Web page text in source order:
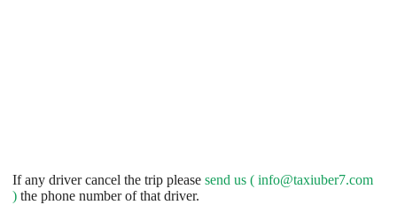
If any driver cancel the trip please send us ( info@taxiuber7.com
) the phone number of that driver.